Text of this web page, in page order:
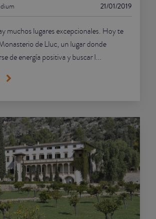
21/01/2019
muchos lugares excepcionales. Hoy te
de Lluc, un lugar donde
de energía positiva y buscar l...